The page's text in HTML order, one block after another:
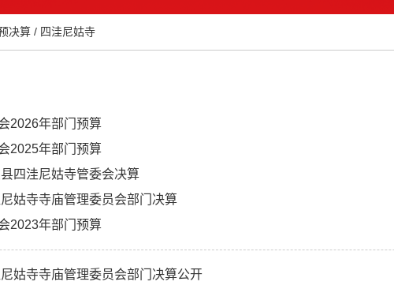
决算 / 四洼尼姑寺
2026年部门预算
2025年部门预算
四洼尼姑寺管委会决算
姑寺寺庙管理委员会部门决算
2023年部门预算
姑寺寺庙管理委员会部门决算公开